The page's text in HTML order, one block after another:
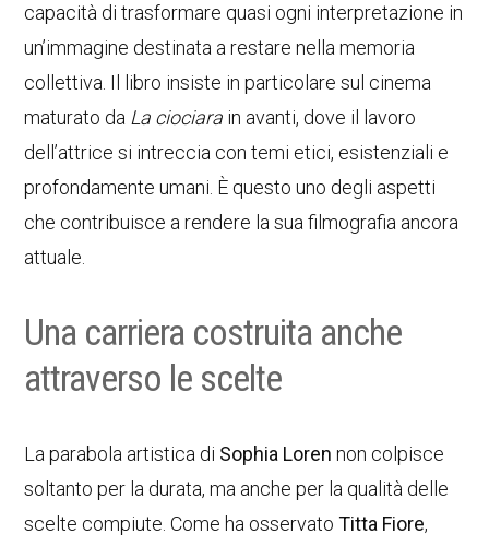
capacità di trasformare quasi ogni interpretazione in
un’immagine destinata a restare nella memoria
collettiva. Il libro insiste in particolare sul cinema
maturato da La ciociara in avanti, dove il lavoro
dell’attrice si intreccia con temi etici, esistenziali e
profondamente umani. È questo uno degli aspetti
che contribuisce a rendere la sua filmografia ancora
attuale.
Una carriera costruita anche
attraverso le scelte
La parabola artistica di Sophia Loren non colpisce
soltanto per la durata, ma anche per la qualità delle
scelte compiute. Come ha osservatoTitta Fiore,